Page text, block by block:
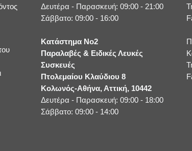
Δευτέρα - Παρασκευή: 09:00 - 21:00
Σάββατο: 09:00 - 16:00
Κατάστημα No2
Παραλαβές & Ειδικές Λευκές
Συσκευές
Πτολεμαίου Κλαύδιου 8
Κολωνός-Αθήνα, Αττική, 10442
Δευτέρα - Παρασκευή: 09:00 - 18:00
Σάββατο: 09:00 - 14:00